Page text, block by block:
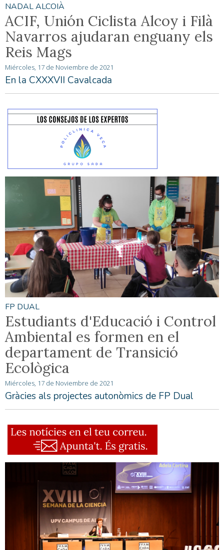
NADAL ALCOIÀ
ACIF, Unión Ciclista Alcoy i Filà
Navarros ajudaran enguany els
Reis Mags
Miércoles, 17 de Noviembre de 2021
En la CXXXVII Cavalcada
FP DUAL
Estudiants d'Educació i Control
Ambiental es formen en el
departament de Transició
Ecològica
Miércoles, 17 de Noviembre de 2021
Gràcies als projectes autonòmics de FP Dual